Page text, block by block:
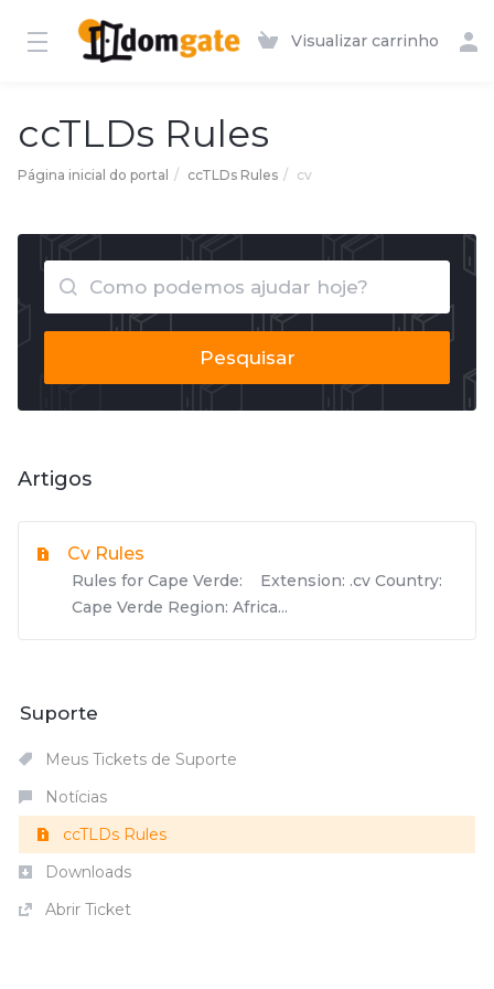
Visualizar carrinho
ccTLDs Rules
Página inicial do portal ccTLDs Rules cv
Pesquisar
Artigos
Cv Rules
Rules for Cape Verde: Extension: .cv Country:
Cape Verde Region: Africa...
Suporte
Meus Tickets de Suporte
Notícias
ccTLDs Rules
Downloads
Abrir Ticket